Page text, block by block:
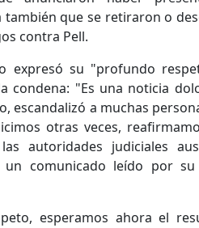
también que se retiraron o
contra Pell.
expresó su "profundo
condena: "Es una noticia
escandalizó a muchas
otras veces,
autoridades judiciales
comunicado leído por su
esperamos ahora el